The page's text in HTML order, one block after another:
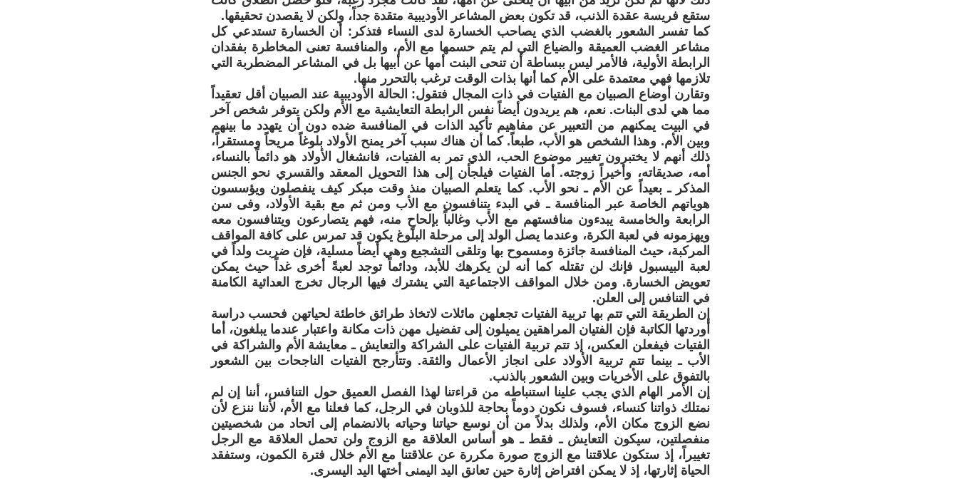
ستقع فريسة عقدة الذنب، قد تكون بعض المشاعر الأوديبية متقدة جداً، ولكن لا يقصدن تحقيقها.
كما تفسر الشعور بالغضب الذي يصاحب الخسارة لدى النساء فتذكر: أن الخسارة تستدعي كل
مشاعر الغضب العميقة والضياع التي لم يتم حسمها مع الأم، والمنافسة تعنى المخاطرة بفقدان
الرابطة الأولية، فالأمر ليس ببساطة أن تنحى البنت أمها عن أبيها بل في المشاعر المضطربة التي
تلازمها فهي معتمدة على الأم كما أنها بذات الوقت ترغب بالتحرر منها.
وتقارن أوضاع الصبيان مع الفتيات في ذات المجال فتقول: الحالة الأوديبية عند الصبيان أقل تعقيداً
مما هي لدى البنات. نعم، هم يريدون أيضاً نفس الرابطة التعايشية مع الأم ولكن يتوفر شخص آخر
في البيت يمكنهم من التعبير عن مفاهيم تأكيد الذات في المنافسة ضده دون أن يتهدد ما بينهم
وبين الأم. وهذا الشخص هو الأب، طبعاً. كما أن هناك سبب آخر يمنح الأولاد بلوغاً مريحاً ومستقراً،
ذلك أنهم لا يختبرون تغيير موضوع الحب، الذي تمر به الفتيات، فانشغال الأولاد هو دائماً بالنساء،
أمه، صديقاته، وأخيراً زوجته. أما الفتيات فيلجأن إلى هذا التحويل المعقد والقسري نحو الجنس
المذكر ـ بعيداً عن الأم ـ نحو الأب. كما يتعلم الصبيان منذ وقت مبكر كيف ينفصلون ويؤسسون
هوياتهم الخاصة عبر المنافسة ـ في البدء يتنافسون مع الأب ومن ثم مع بقية الأولاد، وفى سن
الرابعة والخامسة يبدءون منافستهم مع الأب وغالباً بإلحاحٍ منه، فهم يتصارعون ويتنافسون معه
ويهزمونه في لعبة الكرة، وعندما يصل الولد إلى مرحلة البلوغ يكون قد تمرس على كافة المواقف
المركبة، حيث المنافسة جائزة ومسموح بها وتلقى التشجيع وهي أيضاً مسلية، فإن ضربت ولداً في
لعبة البيسبول فإنك لن تقتله كما أنه لن يكرهك للأبد، ودائماً توجد لعبةً أخرى غداً حيث يمكن
تعويض الخسارة. ومن خلال المواقف الاجتماعية التي يشترك فيها الرجال تخرج العدائية الكامنة
في التنافس إلى العلن.
إن الطريقة التي تتم بها تربية الفتيات تجعلهن مائلات لاتخاذ طرائق خاطئة لحياتهن فحسب دراسة
أوردتها الكاتبة فإن الفتيان المراهقين يميلون إلى تفضيل مهن ذات مكانة واعتبار عندما يبلغون، أما
الفتيات فيفعلن العكس، إذ تتم تربية الفتيات على الشراكة والتعايش ـ معايشة الأم والشراكة في
الأب ـ بينما تتم تربية الأولاد على انجاز الأعمال والثقة. وتتأرجح الفتيات الناجحات بين الشعور
بالتفوق على الأخريات وبين الشعور بالذنب.
إن الأمر الهام الذي يجب علينا استنباطه من قراءتنا لهذا الفصل العميق حول التنافس، أننا إن لم
نمتلك ذواتنا كنساء، فسوف نكون دوماً بحاجة للذوبان في الرجل، كما فعلنا مع الأم، لأننا ننزع لأن
نضع الزوج مكان الأم، ولذلك بدلاً من أن نوسع حياتنا وحياته بالانضمام إلى اتحاد من شخصيتين
منفصلتين، سيكون التعايش ـ فقط ـ هو أساس العلاقة مع الزوج ولن تحمل العلاقة مع الرجل
تغييراً، إذ ستكون علاقتنا مع الزوج صورة مكررة عن علاقتنا مع الأم خلال فترة الكمون، وستفقد
الحياة إثارتها، إذ لا يمكن افتراض إثارة حين تعانق اليد اليمنى أختها اليد اليسرى.